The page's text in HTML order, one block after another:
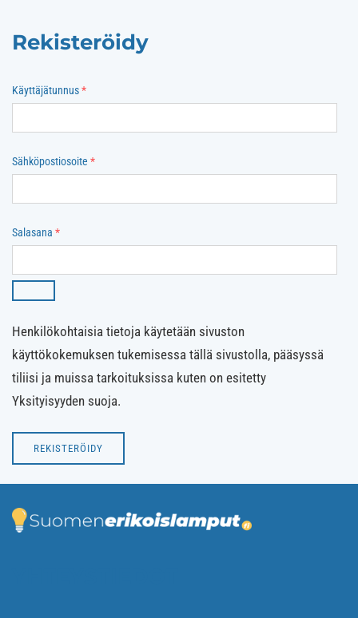
Rekisteröidy
Käyttäjätunnus*Vaaditaan
Sähköpostiosoite *Vaaditaan
Salasana *Vaaditaan
Henkilökohtaisia tietoja käytetään sivuston
käyttökokemuksen tukemisessa tällä sivustolla, pääsyssä
tiliisi ja muissa tarkoituksissa kuten on esitetty
Yksityisyyden suoja.
REKISTERÖIDY